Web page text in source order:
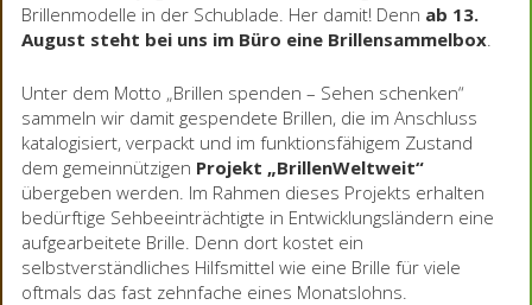
Brillenmodelle in der Schublade. Her damit! Denn ab 13.
August steht bei uns im Büro eine Brillensammelbox
Unter dem Motto „Brillen spenden – Sehen schenken“
sammeln wir damit gespendete Brillen, die im Anschluss
katalogisiert, verpackt und im funktionsfähigem Zustand
dem gemeinnützigen Projekt „BrillenWeltweit“
übergeben werden. Im Rahmen dieses Projekts erhalten
bedürftige Sehbeeinträchtigte in Entwicklungsländern eine
aufgearbeitete Brille. Denn dort kostet ein
selbstverständliches Hilfsmittel wie eine Brille für viele
oftmals das fast zehnfache eines Monatslohns.